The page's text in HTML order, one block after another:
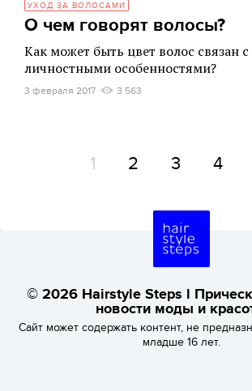
УХОД ЗА ВОЛОСАМИ
О чем говорят волосы?
Как может быть цвет волос связан с
личностными особенностями?
3 февраля 2017 3 563
1 2 3 4
© 2026 Hairstyle Steps l
новости моды и
Сайт может содержать контент, не
младше 16 лет.